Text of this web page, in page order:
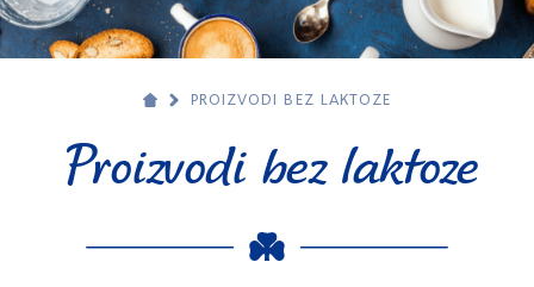
PROIZVODI BEZ LAKTOZE
Proizvodi bez laktoze